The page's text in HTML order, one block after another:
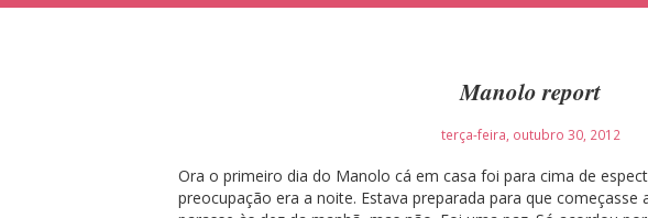
Manolo report
terça-feira, outubro 30, 2012
Ora o primeiro dia do Manolo cá em casa foi para cima de
preocupação era a noite. Estava preparada para que começasse